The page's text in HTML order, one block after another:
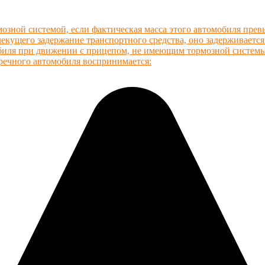
системой, если фактическая масса этого автомобиля
задержание транспортного средства, оно
при движении с прицепом, не имеющим тормозной
автомобиля воспринимается: